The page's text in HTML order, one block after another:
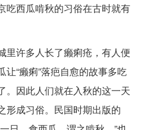
吃西瓜啃秋的习俗在古时就有
里许多人长了癞痢疮，有人便
“癞痢”落疤自愈的故事多吃
。因此人们就在入秋的这一天
形成习俗。民国时期出版的